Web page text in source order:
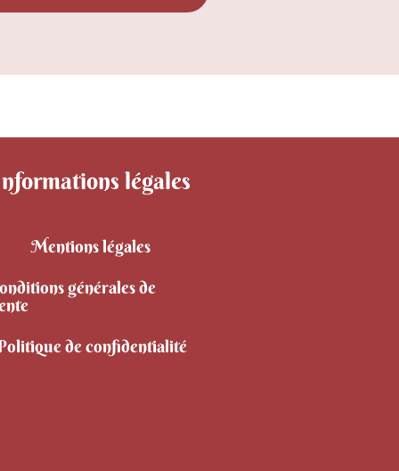
légales
Mentions légales
générales de
de confidentialité